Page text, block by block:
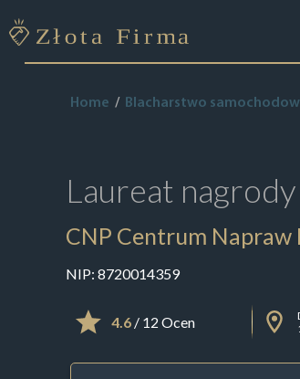
Home Blacharstwo
Laureat nagrody
CNP Centrum Napraw
NIP: 8720014359
4.6/ 12 Ocen